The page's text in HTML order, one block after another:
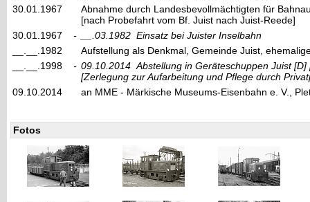
30.01.1967
Abnahme durch Landesbevollmächtigten für
[nach Probefahrt vom Bf. Juist nach Juist-Reede]
30.01.1967
- __.03.1982 Einsatz bei Juister Inselbahn
__.__.1982
Aufstellung als Denkmal, Gemeinde Juist,
__.__.1998
- 09.10.2014 Abstellung in Geräteschuppen Juist[D]
[Zerlegung zur Aufarbeitung und Pflege durch
09.10.2014
an MME - Märkische Museums-Eisenbahn e. V.,
Fotos